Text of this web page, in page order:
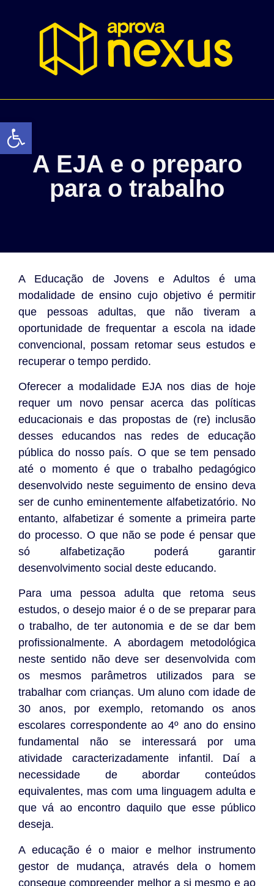
Abrir a barra de ferramentas
A EJA e o preparo
para o trabalho
A Educação de Jovens e Adultos é uma
modalidade de ensino cujo objetivo é permitir
que pessoas adultas, que não tiveram a
oportunidade de frequentar a escola na idade
convencional, possam retomar seus estudos e
recuperar o tempo perdido.
Oferecer a modalidade EJA nos dias de hoje
requer um novo pensar acerca das políticas
educacionais e das propostas de (re) inclusão
desses educandos nas redes de educação
pública do nosso país. O que se tem pensado
até o momento é que o trabalho pedagógico
desenvolvido neste seguimento de ensino deva
ser de cunho eminentemente alfabetizatório. No
entanto, alfabetizar é somente a primeira parte
do processo. O que não se pode é pensar que
só alfabetização poderá garantir
desenvolvimento social deste educando.
Para uma pessoa adulta que retoma seus
estudos, o desejo maior é o de se preparar para
o trabalho, de ter autonomia e de se dar bem
profissionalmente. A abordagem metodológica
neste sentido não deve ser desenvolvida com
os mesmos parâmetros utilizados para se
trabalhar com crianças. Um aluno com idade de
30 anos, por exemplo, retomando os anos
escolares correspondente ao 4º ano do ensino
fundamental não se interessará por uma
atividade caracterizadamente infantil. Daí a
necessidade de abordar conteúdos
equivalentes, mas com uma linguagem adulta e
que vá ao encontro daquilo que esse público
deseja.
A educação é o maior e melhor instrumento
gestor de mudança, através dela o homem
consegue compreender melhor a si mesmo e ao